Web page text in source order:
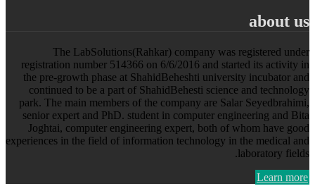
about us
The LabSolutions(Rahkar) company was registered under
registration number 514366 on 6/6/2016 and started its activity in
the pre-growth phase at ShahidBeheshti university incubator and
continued to be a part of ShahidBehesti science and technology
park. The main members of the company are Salar Seyedbrahimi,
senior expert and PhD. student in computer engineering and Bita
Joghtai, computer engineering expert, both of whom have good
experiences in the field of information technology in the medical and
laboratory fields.
Learn more